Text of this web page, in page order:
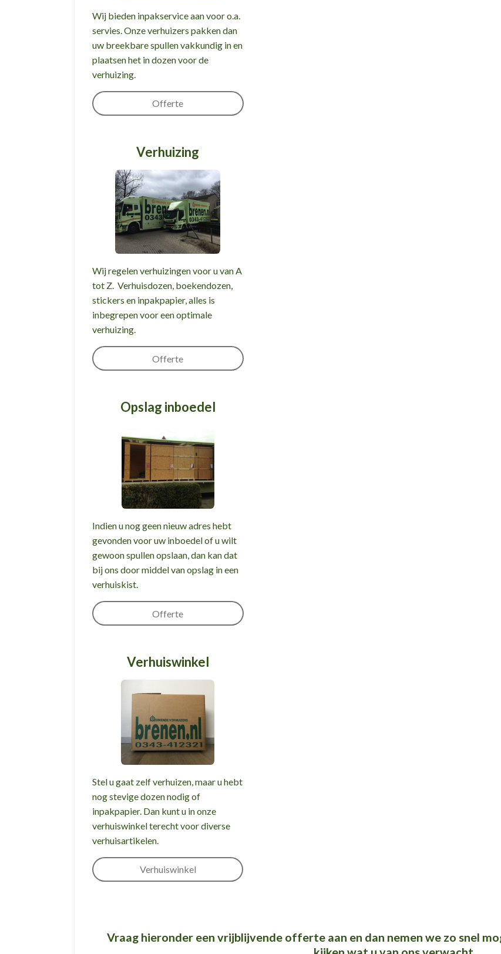
Wij bieden inpakservice aan voor o.a.
servies. Onze verhuizers pakken dan
uw breekbare spullen vakkundig in en
plaatsen het in dozen voor de
verhuizing.
Offerte
Verhuizing
Wij regelen verhuizingen voor u van A
tot Z. Verhuisdozen, boekendozen,
stickers en inpakpapier, alles is
inbegrepen voor een optimale
verhuizing.
Offerte
Opslag inboedel
Indien u nog geen nieuw adres hebt
gevonden voor uw inboedel of u wilt
gewoon spullen opslaan, dan kan dat
bij ons door middel van opslag in een
verhuiskist.
Offerte
Verhuiswinkel
Stel u gaat zelf verhuizen, maar u hebt
nog stevige dozen nodig of
inpakpapier. Dan kunt u in onze
verhuiswinkel terecht voor diverse
verhuisartikelen.
Verhuiswinkel
Vraag hieronder een vrijblijvende offerte aan en dan nemen we zo snel